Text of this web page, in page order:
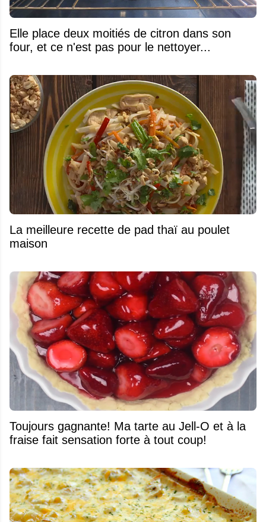
Elle place deux moitiés de citron dans son
four, et ce n'est pas pour le nettoyer...
La meilleure recette de pad thaï au poulet
maison
Toujours gagnante! Ma tarte au Jell-O et à la
fraise fait sensation forte à tout coup!